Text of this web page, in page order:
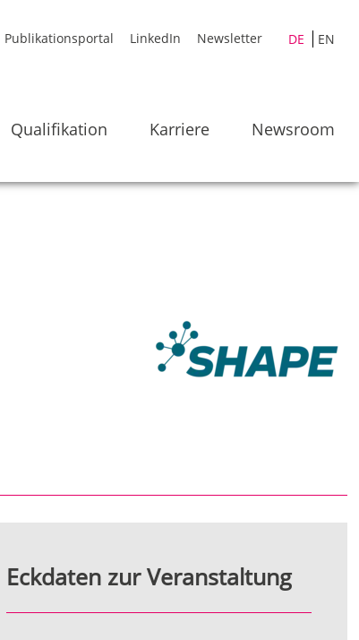
Publikationsportal LinkedIn Newsletter DE EN
Qualifikation Karriere Newsroom
Eckdaten zur Veranstaltung